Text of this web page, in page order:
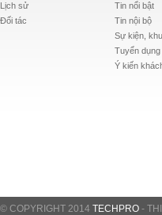
Lịch sử
Đối tác
Tin nổi bật
Tin nội bộ
Sự kiện,
Tuyển dụng
Ý kiến
© COPYRIGHT 2014 TECHPRO -